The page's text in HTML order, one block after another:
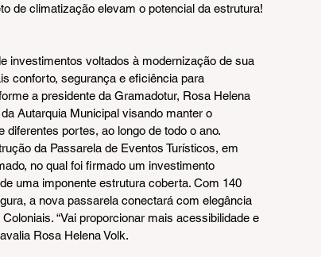
de climatização elevam o potencial da estrutura!
investimentos voltados à modernização de sua
conforto, segurança e eficiência para
a presidente da Gramadotur, Rosa Helena
Autarquia Municipal visando manter o
portes, ao longo de todo o ano.
da Passarela de Eventos Turísticos, em
no qual foi firmado um investimento
uma imponente estrutura coberta. Com 140
a nova passarela conectará com elegância
“Vai proporcionar mais acessibilidade e
Rosa Helena Volk.